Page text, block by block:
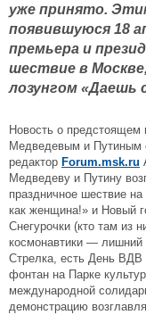
уже принято.
появившуюся 18
премьера и
шествие в
лозунгом «Даешь
Новость о предстоящем
Медведевым и Путиным
редактор Forum.msk.ru
Медведеву и Путину
праздничное шествие
как женщина!» и Новый
Снегурочки (кто там из
космонавтики — лишний
Стрелка, есть День
фонтан на Парке
международной
демонстрацию